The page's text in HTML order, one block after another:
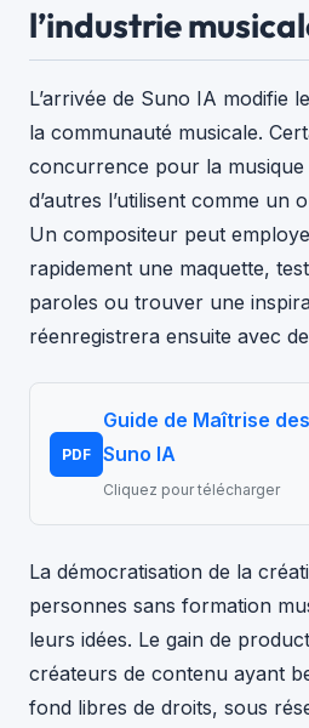
l’industrie
L’arrivée de Suno IA modifie
la communauté musicale.
concurrence pour la musique
d’autres l’utilisent comme un
Un compositeur peut
rapidement une maquette,
paroles ou trouver une
réenregistrera ensuite avec
PDF
Guide de Maîtrise
Suno IA
Cliquez pour télécharger
La démocratisation de la
personnes sans formation
leurs idées. Le gain de
créateurs de contenu ayant
fond libres de droits, sous